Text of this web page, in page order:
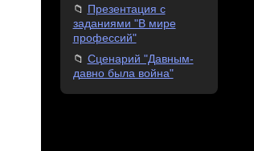
Презентация с
заданиями "В мире
профессий"
Сценарий "Давным-
давно была война"